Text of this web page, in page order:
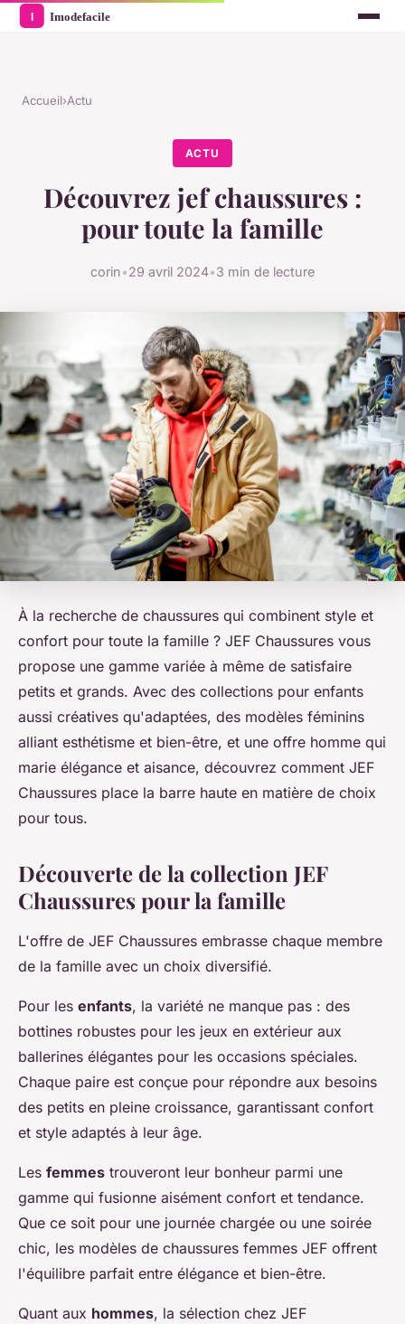
Accueil›Actu
ACTU
Découvrez jef chaussures :
pour toute la famille
corin•29 avril 2024•3 min de lecture
À la recherche de chaussures qui combinent style et
confort pour toute la famille ? JEF Chaussures vous
propose une gamme variée à même de satisfaire
petits et grands. Avec des collections pour enfants
aussi créatives qu'adaptées, des modèles féminins
alliant esthétisme et bien-être, et une offre homme qui
marie élégance et aisance, découvrez comment JEF
Chaussures place la barre haute en matière de choix
pour tous.
Découverte de la collection JEF
Chaussures pour la famille
L'offre de JEF Chaussures embrasse chaque membre
de la famille avec un choix diversifié.
Pour les enfants, la variété ne manque pas : des
bottines robustes pour les jeux en extérieur aux
ballerines élégantes pour les occasions spéciales.
Chaque paire est conçue pour répondre aux besoins
des petits en pleine croissance, garantissant confort
et style adaptés à leur âge.
Les femmes trouveront leur bonheur parmi une
gamme qui fusionne aisément confort et tendance.
Que ce soit pour une journée chargée ou une soirée
chic, les modèles de chaussures femmes JEF offrent
l'équilibre parfait entre élégance et bien-être.
Quant aux hommes, la sélection chez JEF